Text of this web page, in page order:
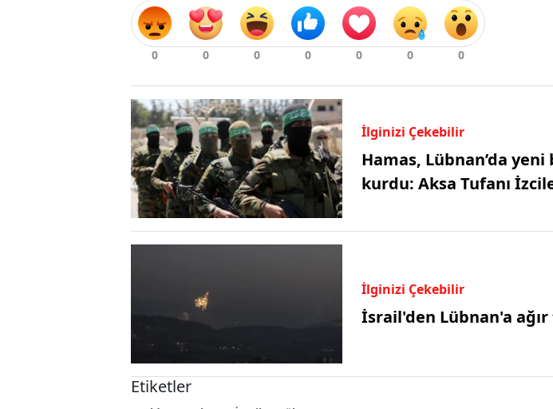
İlginizi Çekebilir
Hamas, Lübnan’da
kurdu: Aksa Tufanı
İlginizi Çekebilir
İsrail'den Lübnan'a ağır
Etiketler